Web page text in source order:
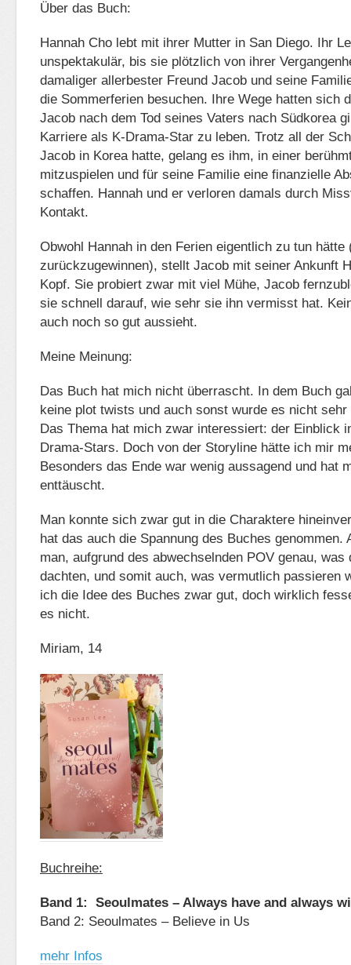
Über das Buch:
Hannah Cho lebt mit ihrer Mutter in San Diego. Ihr
unspektakulär, bis sie plötzlich von ihrer
damaliger allerbester Freund Jacob und seine
die Sommerferien besuchen. Ihre Wege hatten sich
Jacob nach dem Tod seines Vaters nach Südkorea
Karriere als K-Drama-Star zu leben. Trotz all der
Jacob in Korea hatte, gelang es ihm, in einer
mitzuspielen und für seine Familie eine finanzielle
schaffen. Hannah und er verloren damals durch
Kontakt.
Obwohl Hannah in den Ferien eigentlich zu tun hätte
zurückzugewinnen), stellt Jacob mit seiner Ankunft
Kopf. Sie probiert zwar mit viel Mühe, Jacob
sie schnell darauf, wie sehr sie ihn vermisst hat.
auch noch so gut aussieht.
Meine Meinung:
Das Buch hat mich nicht überrascht. In dem Buch
keine plot twists und auch sonst wurde es nicht sehr
Das Thema hat mich zwar interessiert: der Einblick
Drama-Stars. Doch von der Storyline hätte ich mir
Besonders das Ende war wenig aussagend und hat
enttäuscht.
Man konnte sich zwar gut in die Charaktere
hat das auch die Spannung des Buches genommen.
man, aufgrund des abwechselnden POV genau, was
dachten, und somit auch, was vermutlich passieren
ich die Idee des Buches zwar gut, doch wirklich
es nicht.
Miriam, 14
Buchreihe:
Band 1: Seoulmates – Always have and always
Band 2: Seoulmates – Believe in Us
mehr Infos